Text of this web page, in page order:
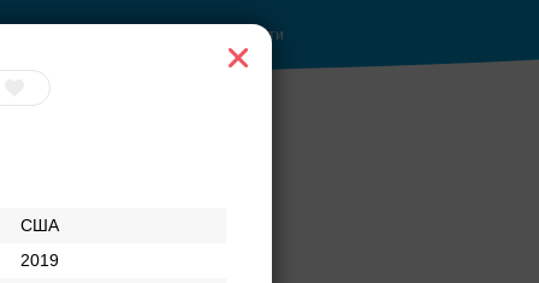
США
2019
Войти